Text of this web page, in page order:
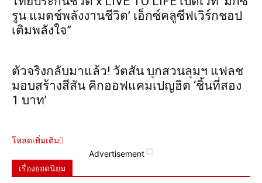
รูน แมตช์พลังงานชีวิต’ เอ็กซ์คลูซีฟเวิร์กชอป
เติมพลังใจ”
ตัวจริงกลับมาแล้ว! วัตสัน บุกสวนลุมฯ แฟลช
มอบสร้างสีสัน คิกออฟแคมเปญฮิต ‘ชิ้นที่สอง
1 บาท’
โหลดเพิ่มเติม
Advertisement
เรื่องยอดนิยม